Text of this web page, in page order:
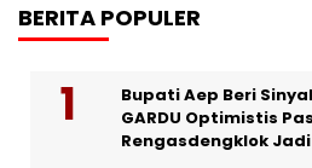
BERITA POPULER
Bupati Aep Beri
GARDU Optimistis
Rengasdengklok